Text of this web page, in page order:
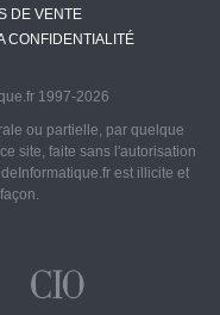
DE VENTE
CONFIDENTIALITÉ
1997-2026
ou partielle, par quelque
site, faite sans l'autorisation
est illicite et